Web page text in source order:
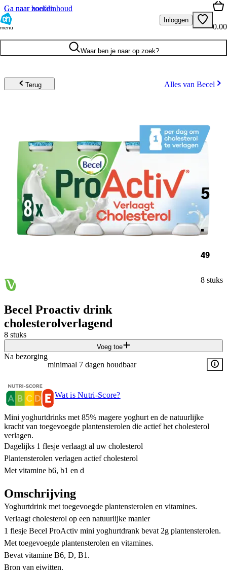
Ga naar hoofdinhoud
Ga naar zoeken
menu
Inloggen
0.00
Waar ben je naar op zoek?
Terug Alles van Becel
5
.
49
8 stuks
Becel Proactiv drink
cholesterolverlagend
8 stuks
Voeg toe
Na bezorging
minimaal 7 dagen houdbaar
Wat is Nutri-Score?
Mini yoghurtdrinks met 85% magere yoghurt en de natuurlijke
kracht van toegevoegde plantensterolen die actief het cholesterol
verlagen.
Dagelijks 1 flesje verlaagt al uw cholesterol
Plantensterolen verlagen actief cholesterol
Met vitamine b6, b1 en d
Omschrijving
Yoghurtdrink met toegevoegde plantensterolen en vitamines.
Verlaagt cholesterol op een natuurlijke manier
1 flesje Becel ProActiv mini yoghurtdrank bevat 2g plantensterolen.
Met toegevoegde plantensterolen en vitamines.
Bevat vitamine B6, D, B1.
Bron van eiwitten.